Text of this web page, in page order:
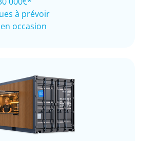
à prévoir
occasion